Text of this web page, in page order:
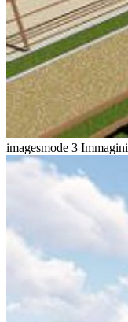
imagesmode 3 Immagini